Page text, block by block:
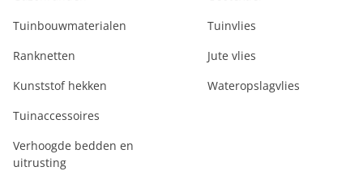
Tuinbouwmaterialen
Ranknetten
Kunststof hekken
Tuinaccessoires
Verhoogde bedden en
uitrusting
Tuinvlies
Jute vlies
Wateropslagvlies